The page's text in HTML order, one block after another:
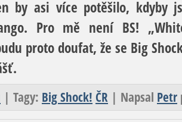
by asi více potěšilo, kdyby
Pro mě není BS!
proto doufat, že se Big
| Tagy: Big Shock! ČR | Napsal Petr